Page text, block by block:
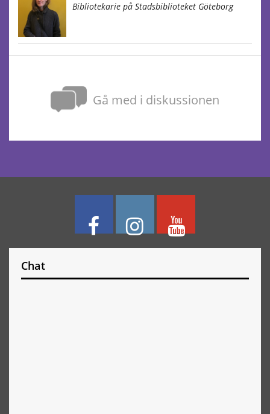
Bibliotekarie på Stadsbiblioteket Göteborg
Gå med i diskussionen
Chat